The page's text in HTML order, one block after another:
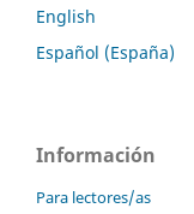
English
Español (España)
Información
Para lectores/as